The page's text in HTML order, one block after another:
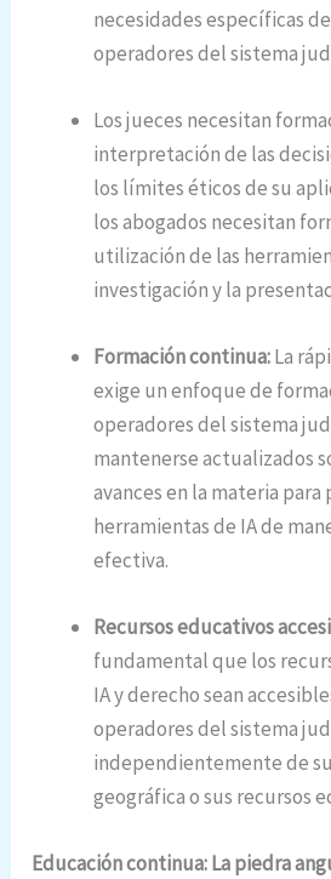
necesidades específicas
operadores del sistema
Los jueces necesitan
interpretación de las
los límites éticos de su
los abogados necesitan
utilización de las
investigación y la
Formación continua:La
exige un enfoque de
operadores del sistema
mantenerse actualizados
avances en la materia
herramientas de IA de
efectiva.
Recursos educativos
fundamental que los
IA y derecho sean
operadores del sistema
independientemente de
geográfica o sus recursos
Educación continua: La piedra